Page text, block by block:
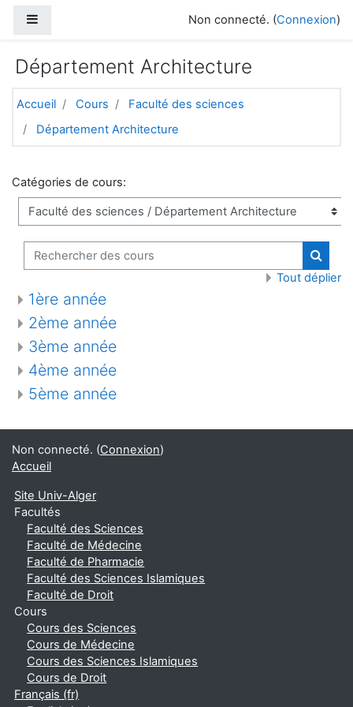
Non connecté. (Connexion)
Département Architecture
Accueil Cours
Faculté des sciences
Département Architecture
Catégories de cours:
Rechercher des cours
Tout déplier
1ère année
2ème année
3ème année
4ème année
5ème année
Non connecté. (Connexion)
Accueil
Site Univ-Alger
Facultés
Faculté des Sciences
Faculté de Médecine
Faculté de Pharmacie
Faculté des Sciences Islamiques
Faculté de Droit
Cours
Cours des Sciences
Cours de Médecine
Cours des Sciences Islamiques
Cours de Droit
Français ‎(fr)‎